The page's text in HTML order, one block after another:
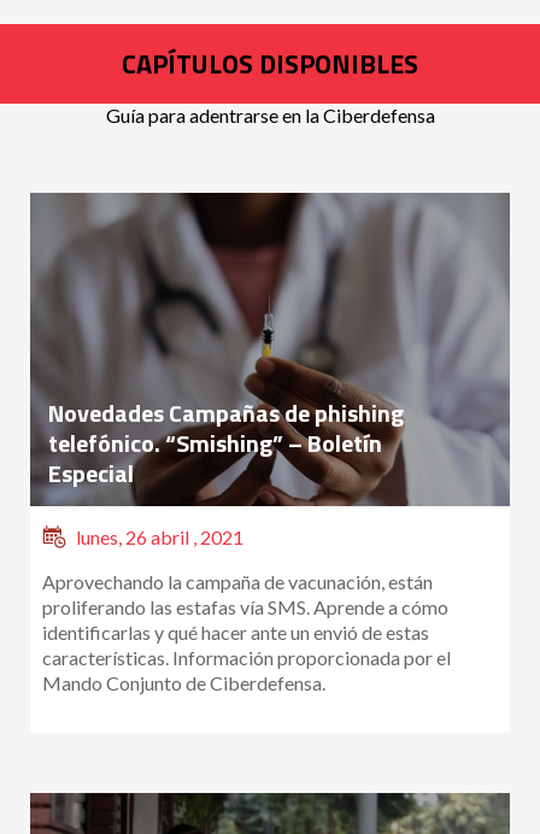
CAPÍTULOS DISPONIBLES
Guía para adentrarse en la Ciberdefensa
Novedades Campañas de phishing
telefónico. “Smishing” – Boletín
Especial
lunes, 26 abril , 2021
Aprovechando la campaña de vacunación, están
proliferando las estafas vía SMS. Aprende a cómo
identificarlas y qué hacer ante un envió de estas
características. Información proporcionada por el
Mando Conjunto de Ciberdefensa.